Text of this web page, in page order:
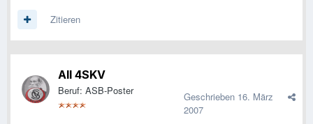
Zitieren
All 4SKV
Beruf: ASB-Poster Geschrieben 16. März
2007